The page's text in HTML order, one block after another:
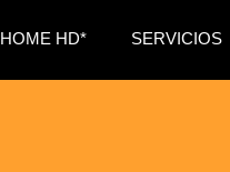
HOME HD* SERVICIOS